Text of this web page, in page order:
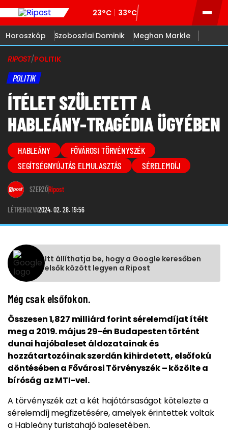
23°C 33°C
Horoszkóp Szoboszlai Dominik Meghan Markle
RIPOST/POLITIK
POLITIK
ÍTÉLET SZÜLETETT A
HABLEÁNY-TRAGÉDIA ÜGYÉBEN
HABLEÁNY
FŐVÁROSI TÖRVÉNYSZÉK
SEGÍTSÉGNYÚJTÁS ELMULASZTÁS
SÉRELEMDÍJ
SZERZŐRipost
LÉTREHOZVA2024. 02. 28. 19:56
Itt állíthatja be, hogy a Google keresőben
elsők között legyen a Ripost
Még csak elsőfokon.
Összesen 1,827 milliárd forint sérelemdíjat ítélt
meg a 2019. május 29-én Budapesten történt
dunai hajóbaleset áldozatainak és
hozzátartozóinak szerdán kihirdetett, elsőfokú
döntésében a Fővárosi Törvényszék – közölte a
bíróság az MTI-vel.
A törvényszék azt a két hajótársaságot kötelezte a
sérelemdíj megfizetésére, amelyek érintettek voltak
a Hableány turistahajó balesetében.